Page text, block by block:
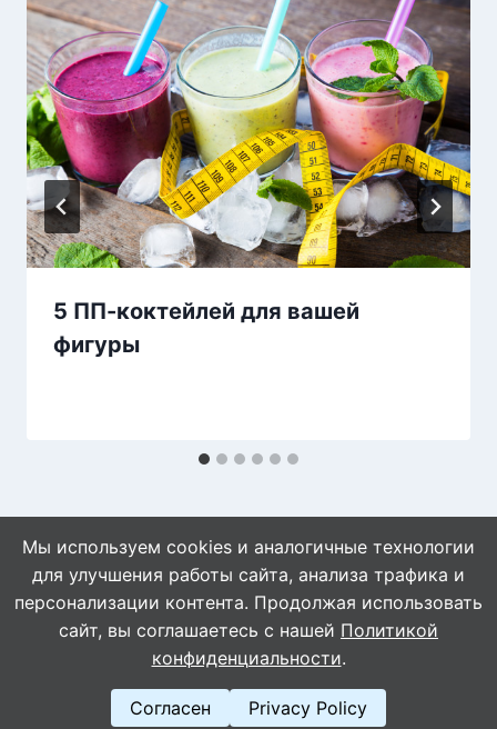
5 ПП-коктейлей для вашей
фигуры
© 2026 WebVinegret
Мы используем cookies и аналогичные технологии
для улучшения работы сайта, анализа трафика и
персонализации контента. Продолжая использовать
сайт, вы соглашаетесь с нашей Политикой
конфиденциальности.
Согласен Privacy Policy